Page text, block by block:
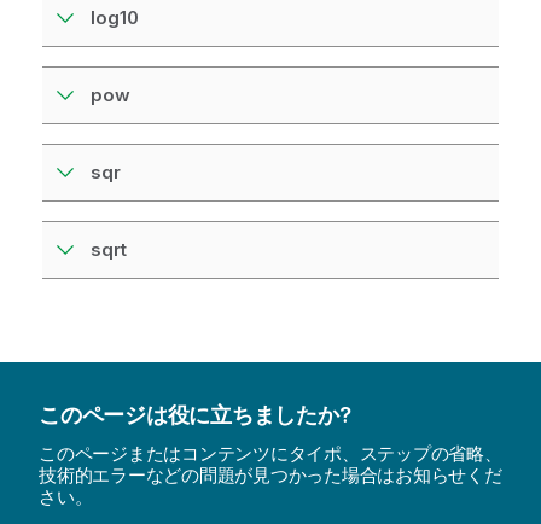
log10
pow
sqr
sqrt
このページは役に立ちましたか?
このページまたはコンテンツにタイポ、ステップの省略、
技術的エラーなどの問題が見つかった場合はお知らせくだ
さい。